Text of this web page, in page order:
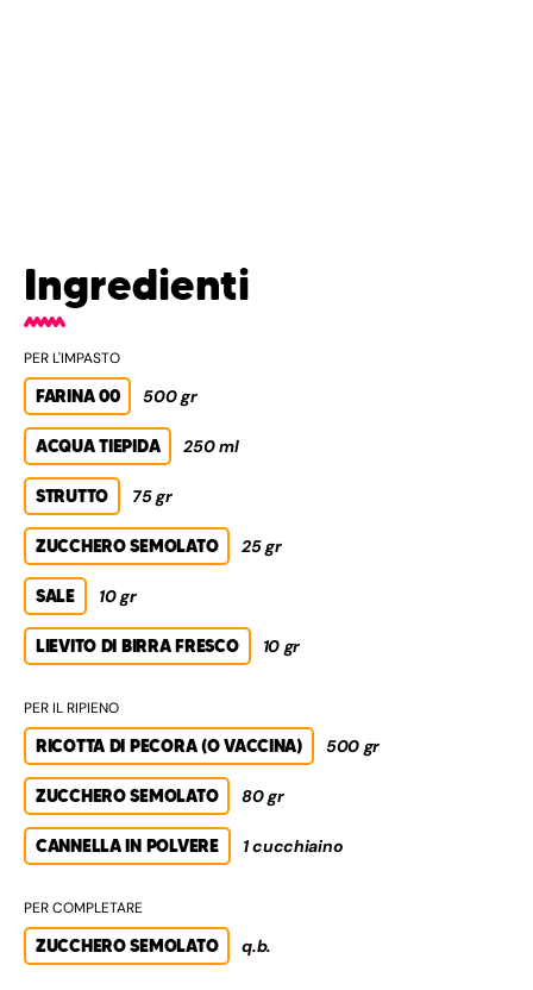
Ingredienti
PER L'IMPASTO
FARINA 00 500 gr
ACQUA TIEPIDA 250 ml
STRUTTO 75 gr
ZUCCHERO SEMOLATO 25 gr
SALE 10 gr
LIEVITO DI BIRRA FRESCO 10 gr
PER IL RIPIENO
RICOTTA DI PECORA (O VACCINA) 500 gr
ZUCCHERO SEMOLATO 80 gr
CANNELLA IN POLVERE 1 cucchiaino
PER COMPLETARE
ZUCCHERO SEMOLATO q.b.